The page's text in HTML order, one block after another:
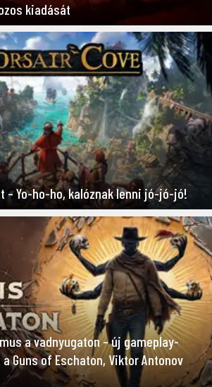
kiadását
– Yo-ho-ho, kalóznak lenni jó-jó-jó!
a vadnyugaton – új gameplay-
Guns of Eschaton, Viktor Antonov